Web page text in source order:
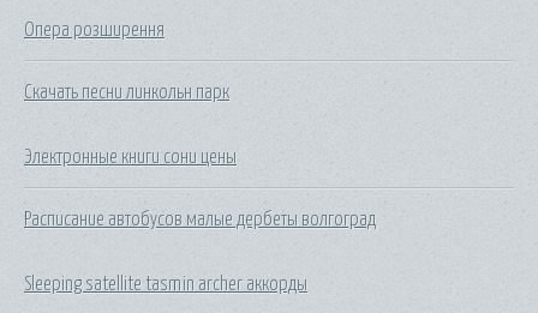
Опера розширення
Скачать песни линкольн парк
Электронные книги сони цены
Расписание автобусов малые дербеты волгоград
Sleeping satellite tasmin archer аккорды